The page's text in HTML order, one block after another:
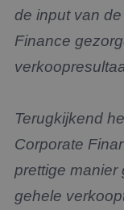
de input van
Finance
Terugkijkend
Corporate
prettige manier
gehele